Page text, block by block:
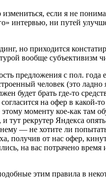
если я не
интервью, ни путей
но приходится
вообще субъективизм
предложения с пол. года
человек (это ладно
будет брать где‑то
на офер в
моменту кое‑как там
и тут рекрутер Яндекса
— не хотите ли
получив от нас офер,
на вас потрачено время
этим правила в